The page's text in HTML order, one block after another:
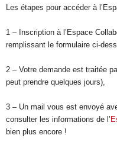
Les étapes pour accéder à
1 – Inscription à l’Espace
remplissant le formulaire ci-
2 – Votre demande est traitée
peut prendre quelques jours),
3 – Un mail vous est envoyé
consulter les informations de l’
bien plus encore !